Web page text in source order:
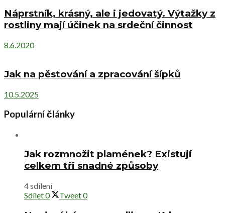
Náprstník, krásný, ale i jedovatý. Výtažky z
rostliny mají účinek na srdeční činnost
8.6.2020
Jak na pěstování a zpracování šípků
10.5.2025
Populární články
Jak rozmnožit plamének? Existují
celkem tři snadné způsoby
4 sdílení
Sdílet0 Tweet0